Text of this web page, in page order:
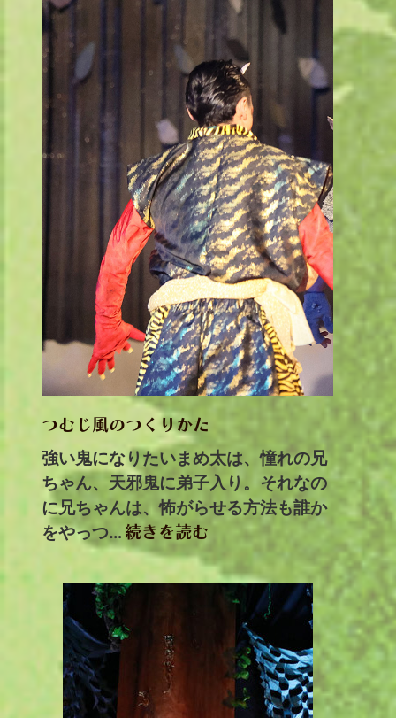
つむじ風のつくりかた
強い鬼になりたいまめ太は、憧れの兄
ちゃん、天邪鬼に弟子入り。それなの
に兄ちゃんは、怖がらせる方法も誰か
をやっつ… 続きを読む